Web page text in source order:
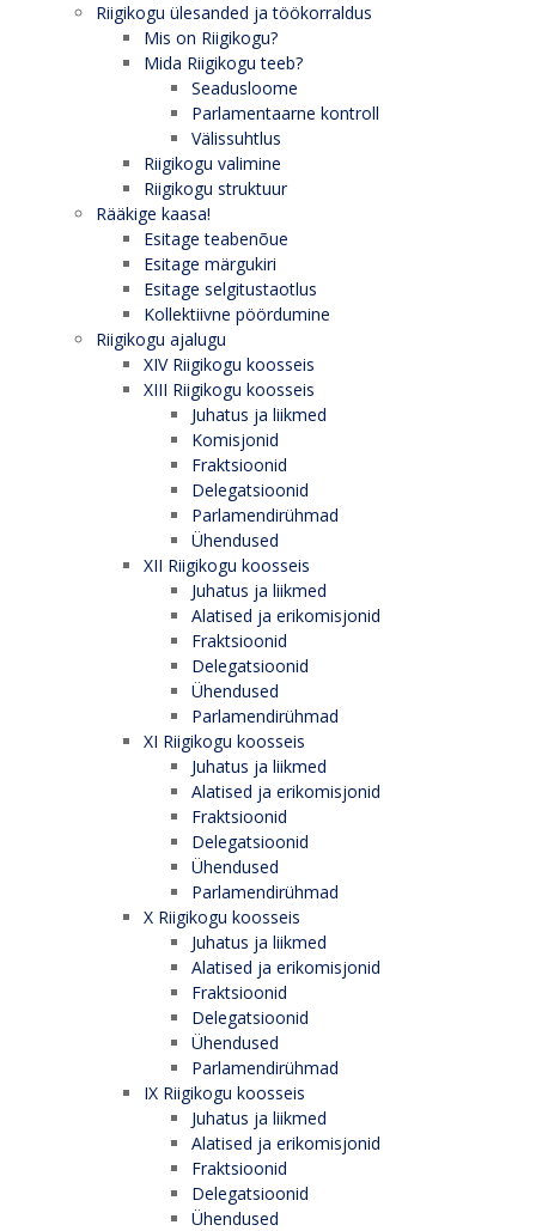
Riigikogu ülesanded ja töökorraldus
Mis on Riigikogu?
Mida Riigikogu teeb?
Seadusloome
Parlamentaarne kontroll
Välissuhtlus
Riigikogu valimine
Riigikogu struktuur
Rääkige kaasa!
Esitage teabenõue
Esitage märgukiri
Esitage selgitustaotlus
Kollektiivne pöördumine
Riigikogu ajalugu
XIV Riigikogu koosseis
XIII Riigikogu koosseis
Juhatus ja liikmed
Komisjonid
Fraktsioonid
Delegatsioonid
Parlamendirühmad
Ühendused
XII Riigikogu koosseis
Juhatus ja liikmed
Alatised ja erikomisjonid
Fraktsioonid
Delegatsioonid
Ühendused
Parlamendirühmad
XI Riigikogu koosseis
Juhatus ja liikmed
Alatised ja erikomisjonid
Fraktsioonid
Delegatsioonid
Ühendused
Parlamendirühmad
X Riigikogu koosseis
Juhatus ja liikmed
Alatised ja erikomisjonid
Fraktsioonid
Delegatsioonid
Ühendused
Parlamendirühmad
IX Riigikogu koosseis
Juhatus ja liikmed
Alatised ja erikomisjonid
Fraktsioonid
Delegatsioonid
Ühendused